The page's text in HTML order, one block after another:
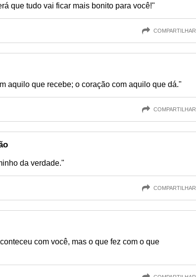
que tudo vai ficar mais bonito para você!"
COMPARTILHAR
aquilo que recebe; o coração com aquilo que dá."
COMPARTILHAR
da verdade."
COMPARTILHAR
com você, mas o que fez com o que